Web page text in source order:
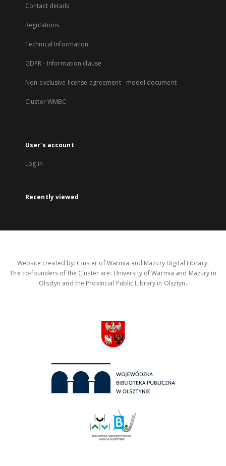
Contact details
Regulations
Technical Information
GDPR - Information clause
Non-exclusive license agreement - model document
Cluster WMBC
User's account
Log in
Recently viewed
Website created by: Cluster of Warmia and Mazury Digital Library.
The co-founders of the Cluster are: University of Warmia and Mazury in
Olsztyn and the Provincial Public Library in Olsztyn.